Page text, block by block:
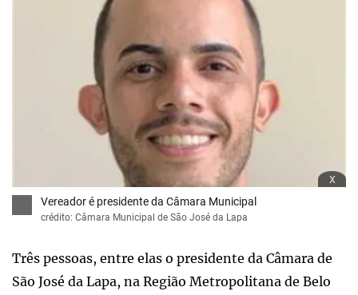
x
Vereador é presidente da Câmara Municipal
crédito: Câmara Municipal de São José da Lapa
Três pessoas, entre elas o presidente da Câmara de
São José da Lapa, na Região Metropolitana de Belo